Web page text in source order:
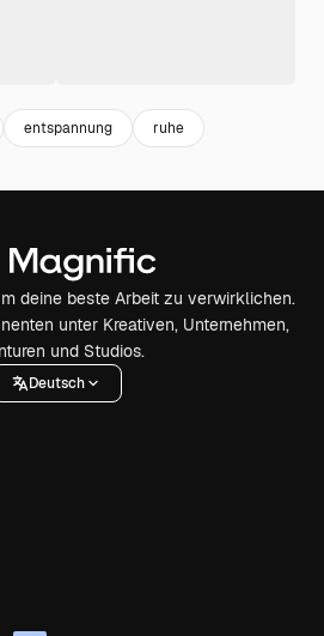
entspannung ruhe
deine beste Arbeit zu verwirklichen.
unter Kreativen, Unternehmen,
und Studios.
Deutsch